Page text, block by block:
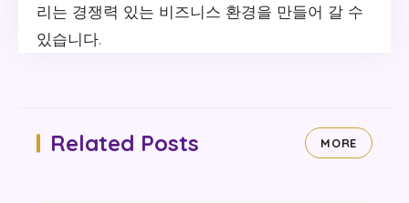
리는 경쟁력 있는 비즈니스 환경을 만들어 갈 수
있습니다.
Related Posts MORE